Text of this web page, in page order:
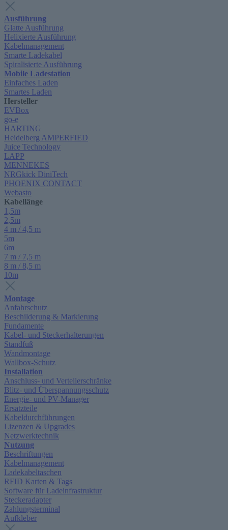
Ausführung
Glatte Ausführung
Helixierte Ausführung
Kabelmanagement
Smarte Ladekabel
Spiralisierte Ausführung
Mobile Ladestation
Einfaches Laden
Smartes Laden
Hersteller
EVBox
go-e
HARTING
Heidelberg AMPERFIED
Juice Technology
LAPP
MENNEKES
NRGkick DiniTech
PHOENIX CONTACT
Webasto
Kabellänge
1,5m
2,5m
4 m / 4,5 m
5m
6m
7 m / 7,5 m
8 m / 8,5 m
10m
Montage
Anfahrschutz
Beschilderung & Markierung
Fundamente
Kabel- und Steckerhalterungen
Standfuß
Wandmontage
Wallbox-Schutz
Installation
Anschluss- und Verteilerschränke
Blitz- und Überspannungsschutz
Energie- und PV-Manager
Ersatzteile
Kabeldurchführungen
Lizenzen & Upgrades
Netzwerktechnik
Nutzung
Beschriftungen
Kabelmanagement
Ladekabeltaschen
RFID Karten & Tags
Software für Ladeinfrastruktur
Steckeradapter
Zahlungsterminal
Aufkleber